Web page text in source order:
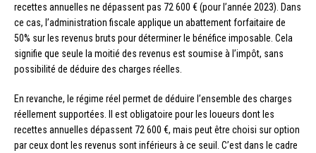
recettes annuelles ne dépassent pas 72 600 € (pour l’année 2023). Dans
ce cas, l’administration fiscale applique un abattement forfaitaire de
50% sur les revenus bruts pour déterminer le bénéfice imposable. Cela
signifie que seule la moitié des revenus est soumise à l’impôt, sans
possibilité de déduire des charges réelles.
En revanche, le régime réel permet de déduire l’ensemble des charges
réellement supportées. Il est obligatoire pour les loueurs dont les
recettes annuelles dépassent 72 600 €, mais peut être choisi sur option
par ceux dont les revenus sont inférieurs à ce seuil. C’est dans le cadre